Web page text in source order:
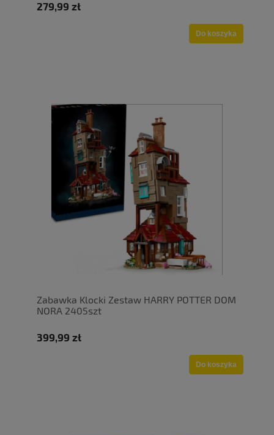
279,99 zł
Do koszyka
Zabawka Klocki Zestaw HARRY POTTER DOM
NORA 2405szt
399,99 zł
Do koszyka